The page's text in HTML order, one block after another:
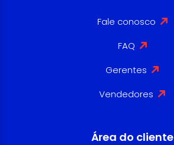
Fale conosco
FAQ
Gerentes
Vendedores
Área do cliente